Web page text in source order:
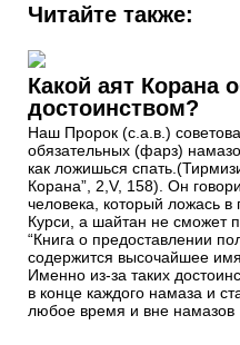
Читайте также:
Какой аят Корана
достоинством?
Наш Пророк (с.а.в.)
обязательных (фарз)
как ложишься
Корана”, 2,V, 158). Он
человека, который ложась в
Курси, а шайтан не сможет
“Книга о предоставлении
содержится высочайшее
Именно из-за таких
в конце каждого намаза и
любое время и вне намазов